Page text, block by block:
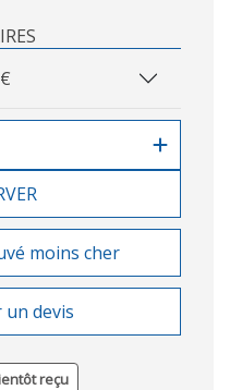
moins cher
devis
reçu